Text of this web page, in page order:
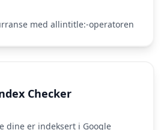
med allintitle:-operatoren
Checker
dine er indeksert i Google